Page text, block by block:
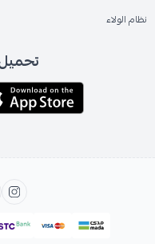
نظام الولاء